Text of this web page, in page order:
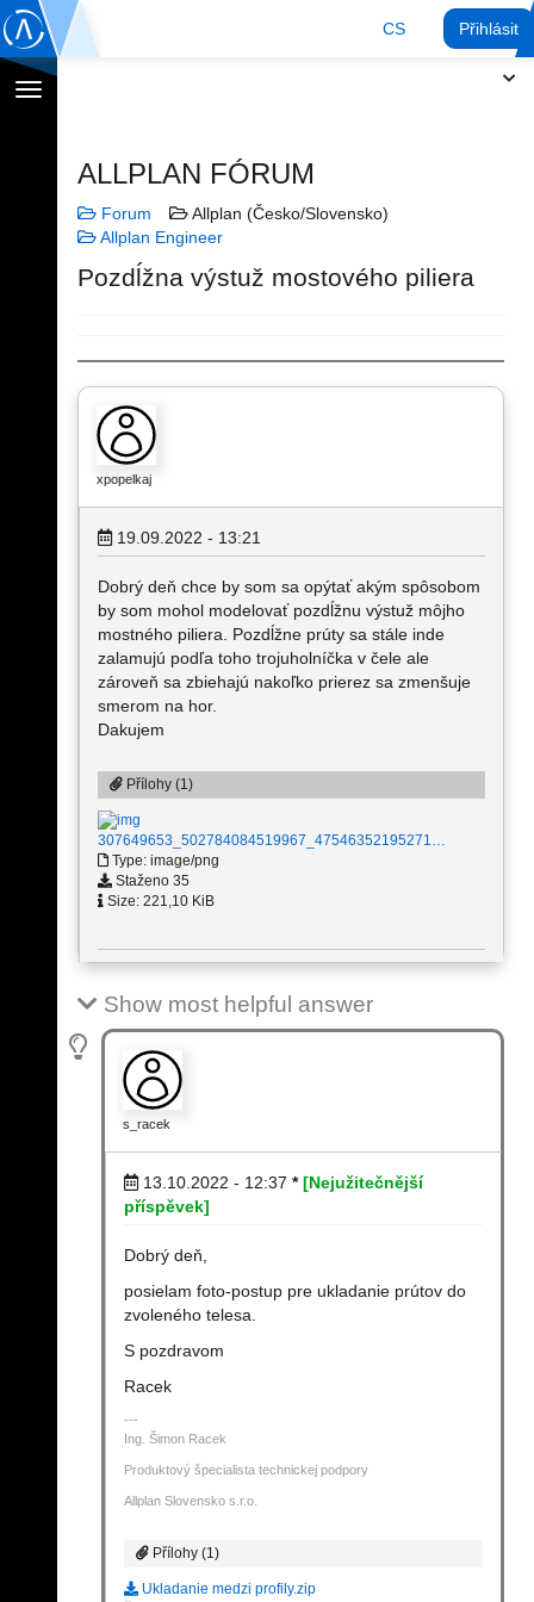
CS Přihlásit
Přepnout
ALLPLAN FÓRUM
Forum
Allplan (Česko/Slovensko)
Allplan Engineer
Pozdĺžna výstuž mostového piliera
xpopelkaj
19.09.2022 - 13:21
Dobrý deň chce by som sa opýtať akým spôsobom
by som mohol modelovať pozdĺžnu výstuž môjho
mostného piliera. Pozdĺžne prúty sa stále inde
zalamujú podľa toho trojuholníčka v čele ale
zároveň sa zbiehajú nakoľko prierez sa zmenšuje
smerom na hor.
Dakujem
Přílohy (1)
307649653_502784084519967_47546352195271…
Type: image/png
Staženo 35
Size: 221,10 KiB
Show most helpful answer
s_racek
13.10.2022 - 12:37 * [Nejužitečnější
příspěvek]
Dobrý deň,
posielam foto-postup pre ukladanie prútov do
zvoleného telesa.
S pozdravom
Racek
Ing. Šimon Racek
Produktový špecialista technickej podpory
Allplan Slovensko s.r.o.
Přílohy (1)
Ukladanie medzi profily.zip